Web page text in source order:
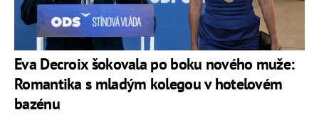
Eva Decroix šokovala po boku nového muže:
Romantika s mladým kolegou v hotelovém
bazénu